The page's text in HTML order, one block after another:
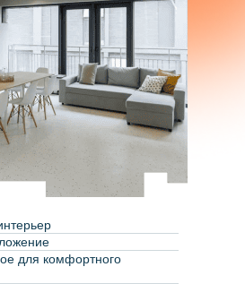
для комфортного